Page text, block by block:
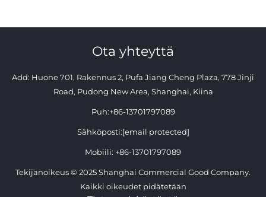
Ota yhteyttä
Add: Huone 701, Rakennus 2, Pufa Jiang Cheng Plaza, 778 Jinji
Road, Pudong New Area, Shanghai, Kiina
Puh:+86-13701797089
Sähköposti:[email protected]
Mobiili: +86-13701797089
Tekijänoikeus © 2025 Shanghai Commercial Good Company.
Kaikki oikeudet pidätetään